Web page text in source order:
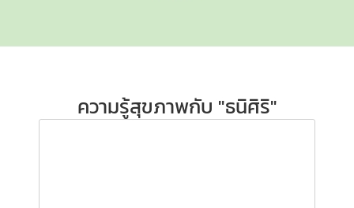
ความรู้สุขภาพกับ "ธนิศิริ"